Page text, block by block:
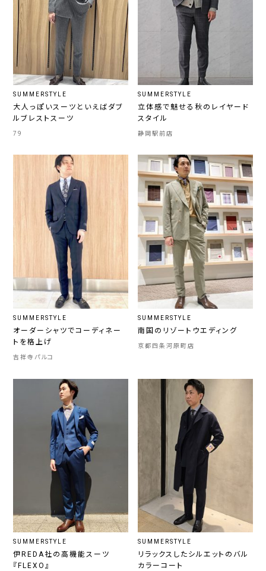
SUMMERSTYLE
大人っぽいスーツといえばダブ
ルブレストスーツ
79
SUMMERSTYLE
立体感で魅せる秋のレイヤード
スタイル
静岡駅前店
SUMMERSTYLE
オーダーシャツでコーディネー
トを格上げ
吉祥寺パルコ
SUMMERSTYLE
南国のリゾートウエディング
京都四条河原町店
SUMMERSTYLE
伊REDA社の高機能スーツ
『FLEXO』
SUMMERSTYLE
リラックスしたシルエットのバル
カラーコート